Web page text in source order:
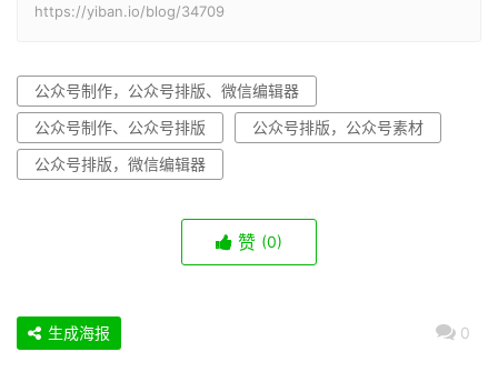
https://yiban.io/blog/34709
公众号制作，公众号排版、微信编辑器
公众号制作、公众号排版
公众号排版，公众号素材
公众号排版，微信编辑器
赞 (0)
0
生成海报